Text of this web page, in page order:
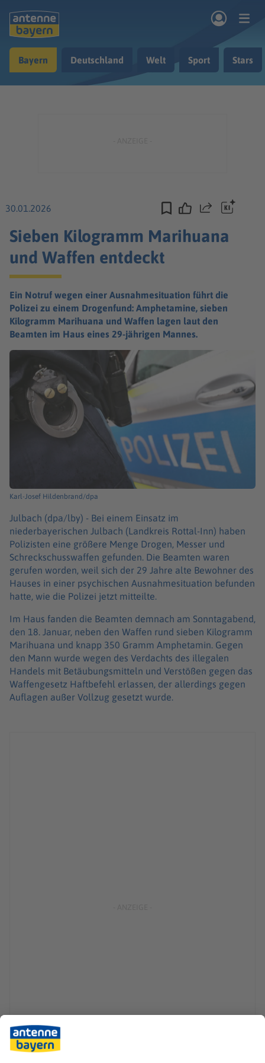
Musik & Radio
Bayern Deutschland Welt Sport Stars
30.01.2026 Teilen
Sieben Kilogramm Marihuana
und Waffen entdeckt
Ein Notruf wegen einer Ausnahmesituation führt die
Polizei zu einem Drogenfund: Amphetamine, sieben
Kilogramm Marihuana und Waffen lagen laut den
Beamten im Haus eines 29-jährigen Mannes.
Karl-Josef Hildenbrand/dpa
Julbach (dpa/lby) - Bei einem Einsatz im
niederbayerischen Julbach (Landkreis Rottal-Inn) haben
Polizisten eine größere Menge Drogen, Messer und
Schreckschusswaffen gefunden. Die Beamten waren
gerufen worden, weil sich der 29 Jahre alte Bewohner des
Hauses in einer psychischen Ausnahmesituation befunden
hatte, wie die Polizei jetzt mitteilte.
Im Haus fanden die Beamten demnach am Sonntagabend,
den 18. Januar, neben den Waffen rund sieben Kilogramm
Marihuana und knapp 350 Gramm Amphetamin. Gegen
den Mann wurde wegen des Verdachts des illegalen
Handels mit Betäubungsmitteln und Verstößen gegen das
Waffengesetz Haftbefehl erlassen, der allerdings gegen
Auflagen außer Vollzug gesetzt wurde.